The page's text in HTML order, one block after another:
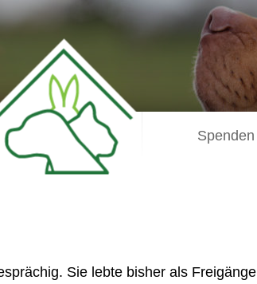
Sie lebte bisher als